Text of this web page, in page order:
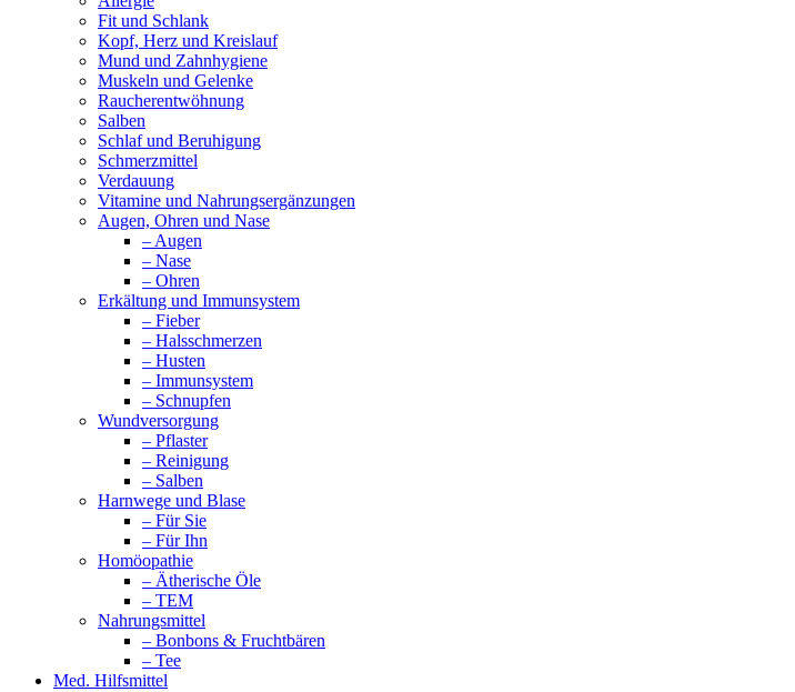
Fit und Schlank
Kopf, Herz und Kreislauf
Mund und Zahnhygiene
Muskeln und Gelenke
Raucherentwöhnung
Salben
Schlaf und Beruhigung
Schmerzmittel
Verdauung
Vitamine und Nahrungsergänzungen
Augen, Ohren und Nase
– Augen
– Nase
– Ohren
Erkältung und Immunsystem
– Fieber
– Halsschmerzen
– Husten
– Immunsystem
– Schnupfen
Wundversorgung
– Pflaster
– Reinigung
– Salben
Harnwege und Blase
– Für Sie
– Für Ihn
Homöopathie
– Ätherische Öle
– TEM
Nahrungsmittel
– Bonbons & Fruchtbären
– Tee
Med. Hilfsmittel